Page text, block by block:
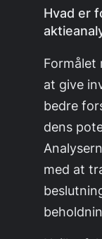
Hvad er
Formålet
at give
bedre
dens
med at